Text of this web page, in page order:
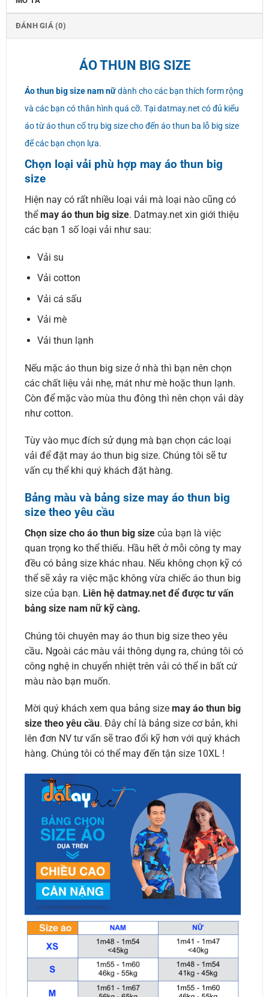
ĐÁNH GIÁ (0)
ÁO THUN BIG SIZE
Áo thun big size nam nữdành cho các bạn thích form rộng
và các bạn có thân hình quá cỡ. Tại datmay.net có đủ kiểu
áo từ áo thun cổ trụ big size cho đến áo thun ba lỗ big size
để các bạn chọn lựa.
Chọn loại vải phù hợp may áo thun big
size
Hiện nay có rất nhiều loại vải mà loại nào cũng có
thểmay áo thun big size. Datmay.net xin giới thiệu
các bạn 1 số loại vải như sau:
Vải su
Vải cotton
Vải cá sấu
Vải mè
Vải thun lạnh
Nếu mặc áo thun big size ở nhà thì bạn nên chọn
các chất liệu vải nhẹ, mát như mè hoặc thun lạnh.
Còn để mặc vào mùa thu đông thì nên chọn vải dày
như cotton.
Tùy vào mục đích sử dụng mà bạn chọn các loại
vải để đặt may áo thun big size. Chúng tôi sẽ tư
vấn cụ thể khi quý khách đặt hàng.
Bảng màu và bảng size may áo thun big
size theo yêu cầu
Chọn size cho áo thun big size của bạn là việc
quan trọng ko thể thiếu. Hầu hết ở mỗi công ty may
đều có bảng size khác nhau. Nếu không chọn kỹ có
thể sẽ xảy ra việc mặc không vừa chiếc áo thun big
size của bạn. Liên hệ datmay.net để được tư vấn
bảng size nam nữ kỹ càng.
Chúng tôi chuyên may áo thun big size theo yêu
cầu. Ngoài các màu vải thông dụng ra, chúng tôi có
công nghệ in chuyển nhiệt trên vải có thể in bất cứ
màu nào bạn muốn.
Mời quý khách xem qua bảng size may áo thun big
size theo yêu cầu. Đây chỉ là bảng size cơ bản, khi
lên đơn NV tư vấn sẽ trao đổi kỹ hơn với quý khách
hàng. Chúng tôi có thể may đến tận size 10XL !